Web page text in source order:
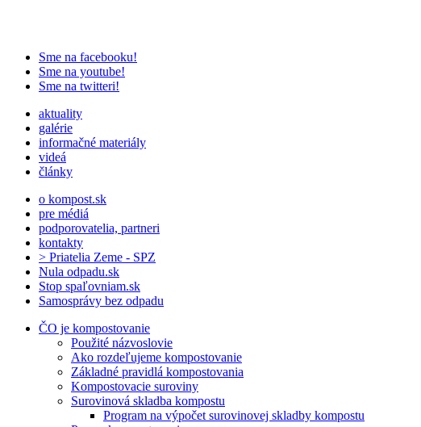
Sme na facebooku!
Sme na youtube!
Sme na twitteri!
aktuality
galérie
informačné materiály
videá
články
o kompost.sk
pre médiá
podporovatelia, partneri
kontakty
> Priatelia Zeme - SPZ
Nula odpadu.sk
Stop spaľovniam.sk
Samosprávy bez odpadu
ČO je kompostovanie
Použité názvoslovie
Ako rozdeľujeme kompostovanie
Základné pravidlá kompostovania
Kompostovacie suroviny
Surovinová skladba kompostu
Program na výpočet surovinovej skladby kompostu